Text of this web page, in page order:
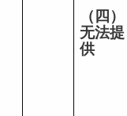
（四）
无法提
供